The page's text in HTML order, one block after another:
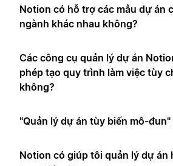
Notion có hỗ trợ các mẫu dự án
ngành khác nhau không?
Các công cụ quản lý dự án
phép tạo quy trình làm việc tùy
không?
"Quản lý dự án tùy biến mô-đun"
Notion có giúp tôi quản lý dự án